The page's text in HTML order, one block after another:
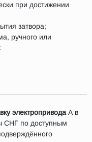
при достижении
затвора;
ручного или
электроприводаА в
СНГ по доступным